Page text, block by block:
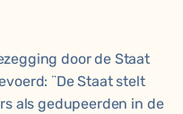
door de Staat
¨De Staat stelt
als gedupeerden in de